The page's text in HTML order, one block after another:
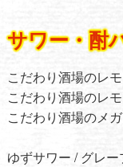
サワー・酎
こだわり酒場のレ
こだわり酒場のレ
こだわり酒場のメ
ゆずサワー / グレ